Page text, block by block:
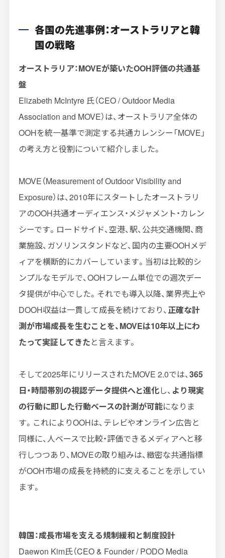
各国の先進事例：オーストラリアと韓
国の戦略
オーストラリア：MOVEが築いたOOH評価の共通基
盤
Elizabeth McIntyre 氏（CEO / Outdoor Media
Association and MOVE）は、オーストラリア全体の
OOHを統一基準で測定する共通カレンシー「MOVE」
の考え方と役割について紹介しました。
MOVE（Measurement of Outdoor Visibility and
Exposure）は、2010年にスタートしたオーストラリ
アのOOH共通オーディエンス・メジャメント・カレン
シーです。ロードサイド、空港、駅、公共交通機関、商
業施設、ガソリンスタンドなど、国内の主要OOHメデ
ィアを横断的にカバーしています。当初は比較的シ
ンプルなモデルで、OOHフレーム単位での週次デー
タ提供が中心でした。それでも導入以降、業界売上や
DOOH収益は一貫して成長を続けており、 正確な計
測が市場成長を生むことを、MOVEは10年以上にわ
たって実証してきたと言えます。
そして2025年にリリースされたMOVE 2.0では、365
日・時間帯別の視認データ提供へと進化し、 より現実
の行動に即した行動ベースの計測が可能になりま
す。これによりOOHは、テレビやオンライン広告と
同様に、人ベースで比較・評価できるメディアへと移
行しつつあり、MOVEの取り組みは、緻密な共通指標
がOOH市場の成長を持続的に支えることを示してい
ます。
韓国：成長市場を支える規制緩和と制度設計
Daewon Kim氏（CEO & Founder / PODO Media